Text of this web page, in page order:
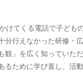
てくる電話で子ども
行えなかった研修・
観」を広く知っていた
ために学び直し、活